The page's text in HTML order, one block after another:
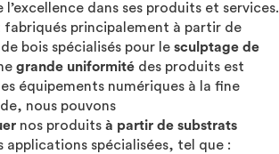
dans ses produits et services.
fabriqués principalement à partir de
bois spécialisés pour le sculptage de
grande uniformité des produits est
équipements numériques à la fine
nous pouvons
nos produits à partir de substrats
applications spécialisées, tel que :